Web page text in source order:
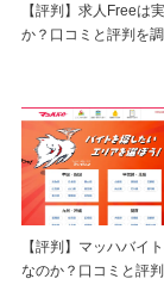
【評判】求人Freeは
か？口コミと評判を
【評判】マッハバイ
なのか？口コミと評